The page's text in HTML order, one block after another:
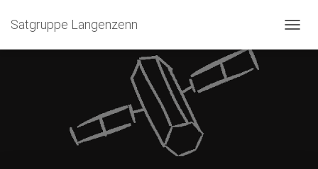
Satgruppe Langenzenn